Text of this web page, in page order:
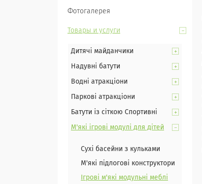
Фотогалерея
Товары и услуги
Дитячі майданчики
Надувні батути
Водні атракціони
Паркові атракціони
Батути із сіткою Спортивні
М'які ігрові модулі для дітей
Сухі басейни з кульками
М'які підлогові конструктори
Ігрові м'які модульні меблі